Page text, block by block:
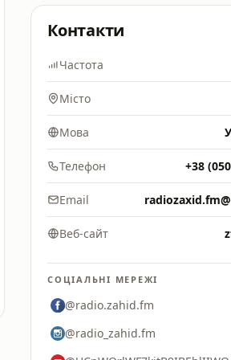
Контакти
Частота
Місто
Мова
Телефон +38
Email
Веб-сайт
СОЦІАЛЬНІ МЕРЕЖІ
@radio.zahid.fm
@radio_zahid.fm